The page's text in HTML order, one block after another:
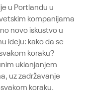
u Portlandu u
kompanijama
novo iskustvo u
ideju: kako da se
koraku?
uklanjanjem
uz zadržavanje
koraku.